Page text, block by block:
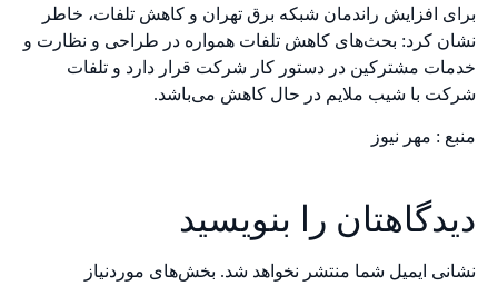
برای افزایش راندمان شبکه برق تهران و کاهش تلفات، خاطر
نشان کرد: بحث‌های کاهش تلفات همواره در طراحی و نظارت و
خدمات مشترکین در دستور کار شرکت قرار دارد و تلفات
شرکت با شیب ملایم در حال کاهش می‌باشد.
منبع : مهر نیوز
دیدگاهتان را بنویسید
نشانی ایمیل شما منتشر نخواهد شد. بخش‌های موردنیاز